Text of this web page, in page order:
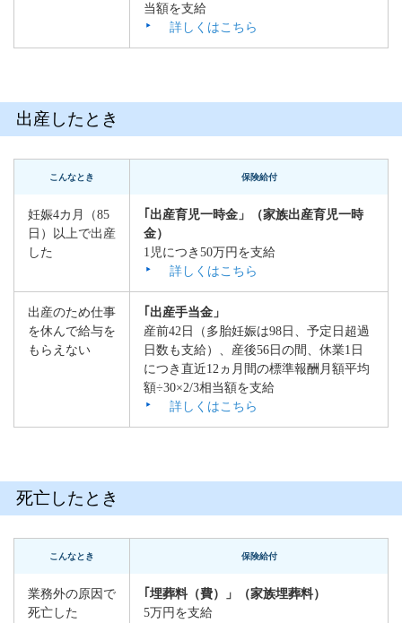
当額を支給
詳しくはこちら
出産したとき
こんなとき 保険給付
妊娠4カ月（85
日）以上で出産
した
｢出産育児一時金」（家族出産育児一時
金）
1児につき50万円を支給
詳しくはこちら
出産のため仕事
を休んで給与を
もらえない
｢出産手当金」
産前42日（多胎妊娠は98日、予定日超過
日数も支給）、産後56日の間、休業1日
につき直近12ヵ月間の標準報酬月額平均
額÷30×2/3相当額を支給
詳しくはこちら
死亡したとき
こんなとき 保険給付
業務外の原因で
死亡した
｢埋葬料（費）」（家族埋葬料）
5万円を支給